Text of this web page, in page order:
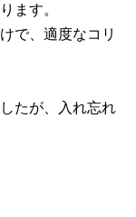
ます。
で、適度なコリ
たが、入れ忘れ